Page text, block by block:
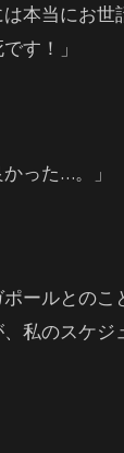
本当にお世
す！」
った…。」
ールとのこ
私のスケジ